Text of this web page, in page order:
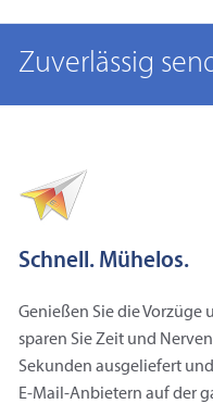
Zuverlässig
Schnell. Mühelos.
Genießen Sie die Vorzüge
sparen Sie Zeit und
Sekunden ausgeliefert
E‑Mail-Anbietern auf der